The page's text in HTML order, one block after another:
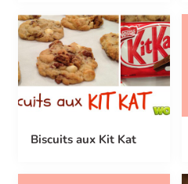
Biscuits aux Kit Kat